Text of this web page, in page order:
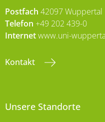
Postfach 42097 Wuppertal
Telefon +49 202 439-0
Internetwww.uni-
Kontakt
Unsere Standorte